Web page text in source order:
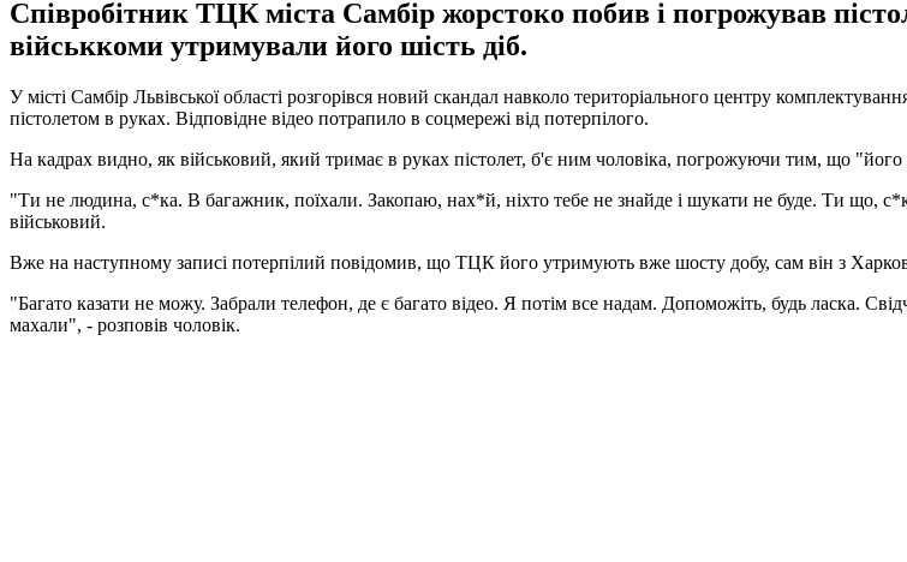
Співробітник ТЦК міста Самбір жорстоко побив і погрожував
військкоми утримували його шість діб.
У місті Самбір Львівської області розгорівся новий скандал навколо територіального центру
пістолетом в руках. Відповідне відео потрапило в соцмережі від потерпілого.
На кадрах видно, як військовий, який тримає в руках пістолет, б'є ним чоловіка, погрожуючи тим, що "його
"Ти не людина, с*ка. В багажник, поїхали. Закопаю, нах*й, ніхто тебе не знайде і шукати не буде. Ти що,
військовий.
Вже на наступному записі потерпілий повідомив, що ТЦК його утримують вже шосту добу, сам він з
"Багато казати не можу. Забрали телефон, де є багато відео. Я потім все надам. Допоможіть, будь ласка.
махали", - розповів чоловік.